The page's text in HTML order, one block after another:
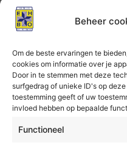
Beheer
Om de beste ervaringen te
cookies om informatie over je
Door in te stemmen met deze
surfgedrag of unieke ID's op
toestemming geeft of uw
invloed hebben op bepaalde
Functioneel
Reserveringen
Er kunnen geen
voor deze les.